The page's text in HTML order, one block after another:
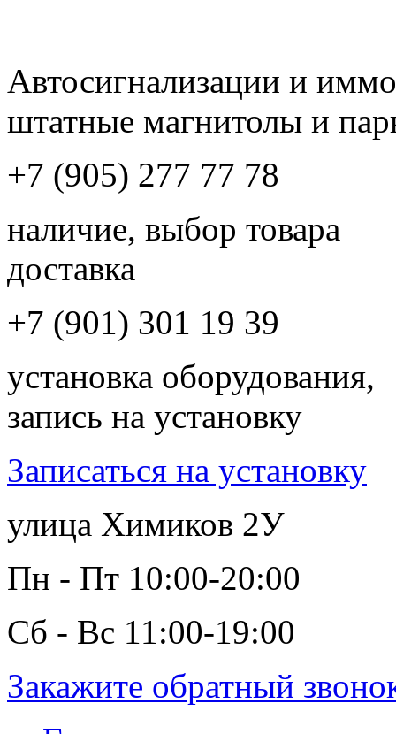
Автосигнализации и
штатные магнитолы и
+7 (905) 277 77 78
наличие, выбор товара
доставка
+7 (901) 301 19 39
установка оборудования,
запись на установку
Записаться на установку
улица Химиков 2У
Пн - Пт 10:00-20:00
Сб - Вс 11:00-19:00
Закажите обратный